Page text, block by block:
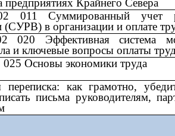
предприятиях Крайнего Севера
011 Суммированный учет
(СУРВ) в организации и оплате
020 Эффективная система
и ключевые вопросы оплаты
025 Основы экономики труда
переписка: как грамотно,
письма руководителям,